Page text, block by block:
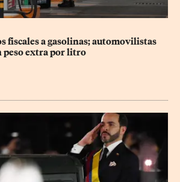
fiscales a gasolinas; automovilistas
peso extra por litro